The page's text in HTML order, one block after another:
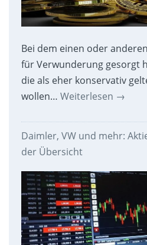
Bei dem einen oder
für Verwunderung gesorgt
die als eher konservativ
wollen… Weiterlesen →
Daimler, VW und mehr:
der Übersicht